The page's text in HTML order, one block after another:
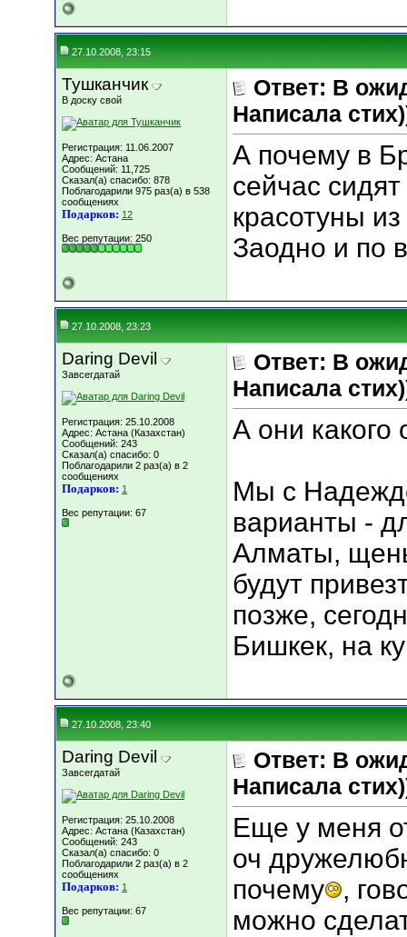
27.10.2008, 23:15
Тушканчик
В доску свой
Регистрация: 11.06.2007
Адрес: Астана
Сообщений: 11,725
Сказал(а) спасибо: 878
Поблагодарили 975 раз(а) в 538
сообщениях
Подарков: 12
Вес репутации: 250
Ответ: В
Написала
А почему в
сейчас
красотуны
Заодно и по
27.10.2008, 23:23
Daring Devil
Завсегдатай
Регистрация: 25.10.2008
Адрес: Астана (Казахстан)
Сообщений: 243
Сказал(а) спасибо: 0
Поблагодарили 2 раз(а) в 2
сообщениях
Подарков: 1
Вес репутации: 67
Ответ: В
Написала
А они какого
Мы с
варианты -
Алматы,
будут
позже,
Бишкек, на
27.10.2008, 23:40
Daring Devil
Завсегдатай
Регистрация: 25.10.2008
Адрес: Астана (Казахстан)
Сообщений: 243
Сказал(а) спасибо: 0
Поблагодарили 2 раз(а) в 2
сообщениях
Подарков: 1
Вес репутации: 67
Ответ: В
Написала
Еще у меня
оч
почему
,
можно